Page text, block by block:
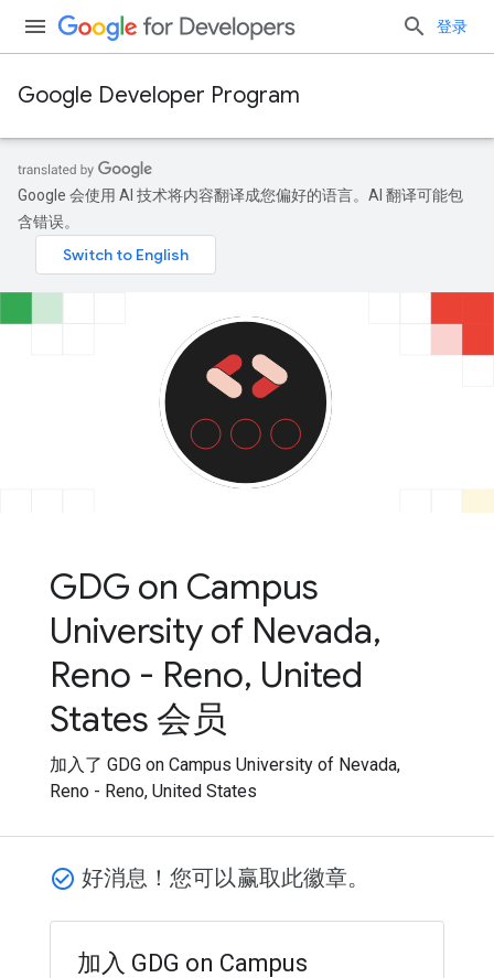
登录
Google Developer Program
Google 会使用 AI 技术将内容翻译成您偏好的语言。AI 翻译可能包
含错误。
GDG on Campus
University of Nevada,
Reno - Reno, United
States 会员
加入了 GDG on Campus University of Nevada,
Reno - Reno, United States
check_circle_outline 好消息！您可以赢取此徽章。
加入 GDG on Campus